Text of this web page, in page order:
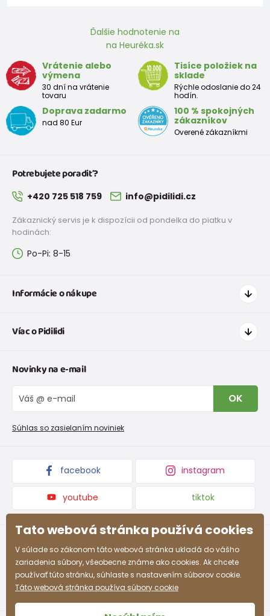
Ďalšie hodnotenie na
na Heuréka.sk
Vrátenie alebo
výmena
30 dní na vrátenie
tovaru
Tisíce položiek na
sklade
Rýchle odoslanie do 24
hodín.
Doprava zadarmo
nad 80 Eur
100 % spokojných
zákazníkov
Overené zákazníkmi
Potrebujete poradiť?
+420 725 518 759 info@pidilidi.cz
Zákaznický servis je k dispozícii od pondelka do piatku v
hodinách:
Po-Pi: 8-15
Informácie o nákupe
Doprava a platba
Tabuľka veľkostí obuvi
Vrátenie tovaru a reklamacie
Reklamačný poriadok
Víac o Pidilidi
O nás
Blog
Veľkoobchod PiDiLiDi
Kolekcie tovaru
Novinky na e-mail
OK
Súhlas so zasielaním noviniek
facebook instagram
youtube tiktok
Tato webová stránka používá cookies
V súlade so zákonom táto webová stránka ukladá do vášho
zariadenia súbory, všeobecne známe ako cookies. Ak chcete
používať túto stránku, súhlaste s nastavením súborov cookie.
Táto webová stránka používa súbory cookie